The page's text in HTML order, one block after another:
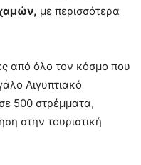
με περισσότερα
από όλο τον κόσμο που
Αιγυπτιακό
500 στρέμματα,
στην τουριστική